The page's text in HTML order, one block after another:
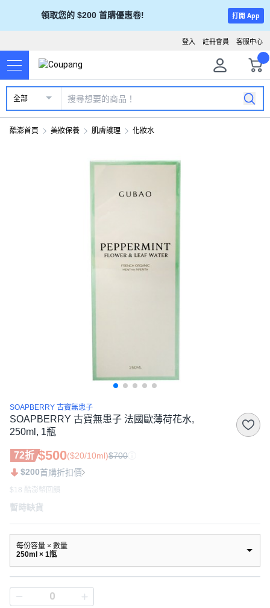
領取您的 $200 首購優惠卷! 打開 App
客服中心
註冊會員
登入
全部
酷澎首頁 美妝保養 肌膚護理 化妝水
SOAPBERRY 古寶無患子
SOAPBERRY 古寶無患子 法國歐薄荷花水,
250ml, 1瓶
72折 $500($20/10ml)$700
$200首購折扣價
$18 酷澎幣回饋
暫時缺貨
每份容量 × 數量
250ml × 1瓶